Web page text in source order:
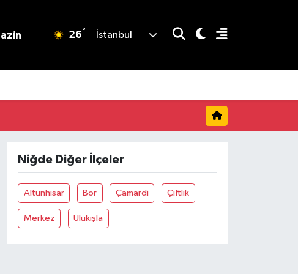
26° İstanbul
Niğde Diğer İlçeler
Altunhisar Bor Çamardi Çiftlik
Merkez Ulukişla